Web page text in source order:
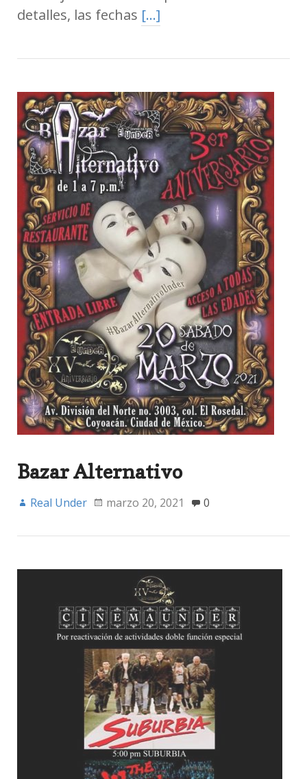
detalles, las fechas […]
Bazar Alternativo
Real Under marzo 20, 2021 0